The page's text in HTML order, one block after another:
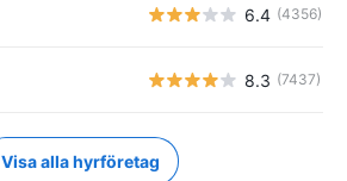
6.4 (4356)
8.3 (7437)
Visa alla hyrföretag